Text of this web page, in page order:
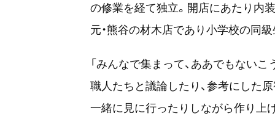
の修業を経て独立。開店にあたり内
元・熊谷の材木店であり小学校の同
「みんなで集まって、ああでもない
職人たちと議論したり、参考にした原
一緒に見に行ったりしながら作り上